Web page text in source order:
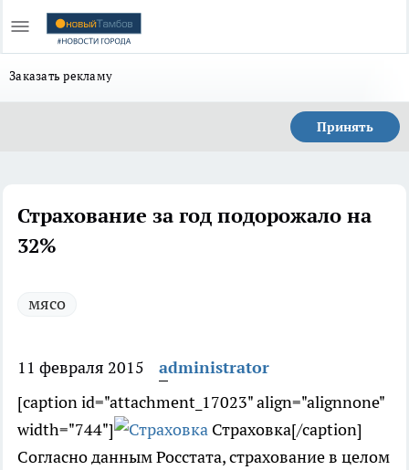
Заказать рекламу
Принять
Страхование за год подорожало на
32%
мясо
11 февраля 2015
administrator
[caption id="attachment_17023" align="alignnone"
width="744"]
Страховка[/caption]
Согласно данным Росстата, страхование в целом